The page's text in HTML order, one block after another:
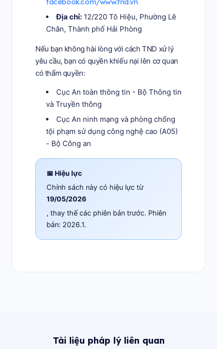
Địa chỉ: 12/220 Tô Hiệu, Phường Lê
Chân, Thành phố Hải Phòng
Nếu bạn không hài lòng với cách TND xử lý
yêu cầu, bạn có quyền khiếu nại lên cơ quan
có thẩm quyền:
Cục An toàn thông tin - Bộ Thông tin
và Truyền thông
Cục An ninh mạng và phòng chống
tội phạm sử dụng công nghệ cao (A05)
- Bộ Công an
📅 Hiệu lực
Chính sách này có hiệu lực từ
19/05/2026
, thay thế các phiên bản trước. Phiên
bản: 2026.1.
Tài liệu pháp lý liên quan